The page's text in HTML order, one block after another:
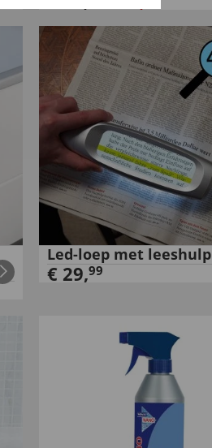
Led-loep met leeshulp
€ 29,99